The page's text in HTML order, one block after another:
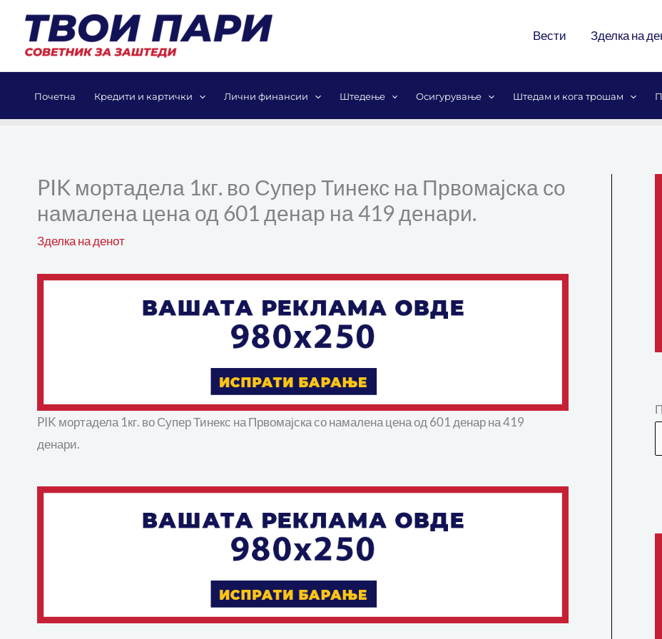
content
Вести Зделка на
Почетна Кредити и картички Лични финансии Штедење Осигурување Штедам и кога трошам
PIK мортадела 1кг. во Супер Тинекс на Првомајска со
намалена цена од 601 денар на 419 денари.
Зделка на денот
PIK мортадела 1кг. во Супер Тинекс на Првомајска со намалена цена од 601 денар на 419
денари.